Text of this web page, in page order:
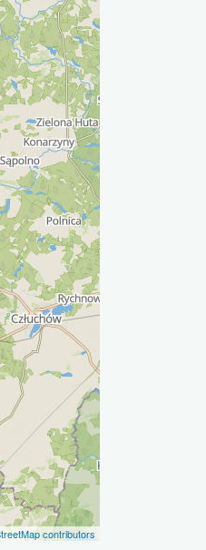
contributors